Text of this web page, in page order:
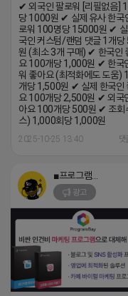
✔ 외국인 팔로워 [리필없음]
당 1000원 ✔ 실제 유사 한국
로워 100명당 15000원 ✔ 실
국인 커스텀/랜덤 댓글 1개당
원 (최소 3개 구매) ✔ 한국인
요 100개당 1,000원 ✔ 한국
워 좋아요 (최적화에도 도움)
개당 1,500원 ✔ 실제 한국인
요 100개당 2,500원 ✔ 외국
아요 100개당 500원 ✔ 조회
스) 1,000회당 1,000원
2025-10-25 13:40 댓
광고